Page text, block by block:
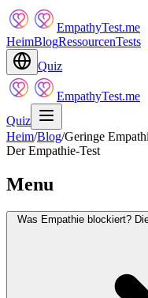
EmpathyTest.me
HeimBlogRessourcenTests
Quiz
EmpathyTest.me
Quiz
Heim/Blog/Geringe
Der Empathie-Test
Menu
Was Empathie blockiert?